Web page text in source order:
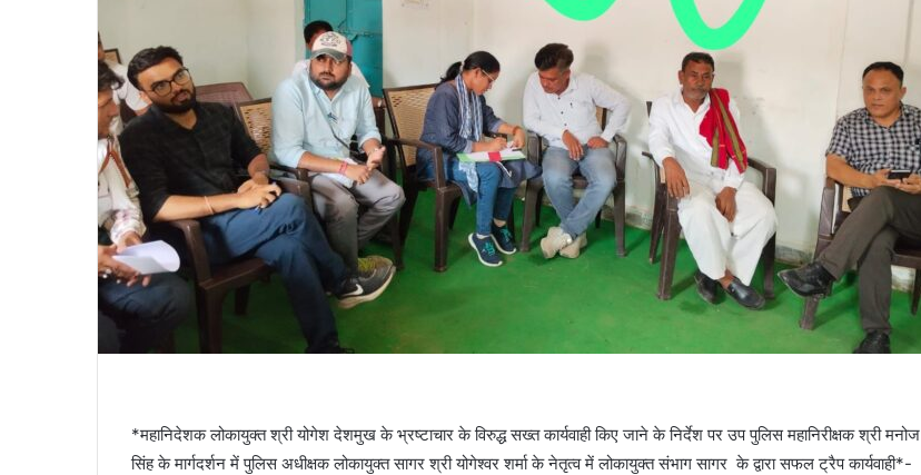
*महानिदेशक लोकायुक्त श्री योगेश देशमुख के भ्रष्टाचार के विरुद्ध सख्त कार्यवाही किए जाने के निर्देश पर उप पुलिस महानिरीक्षक श्री मनोज
सिंह के मार्गदर्शन में पुलिस अधीक्षक लोकायुक्त सागर श्री योगेश्वर शर्मा के नेतृत्व में लोकायुक्त संभाग सागर के द्वारा सफल ट्रैप कार्यवाही*-